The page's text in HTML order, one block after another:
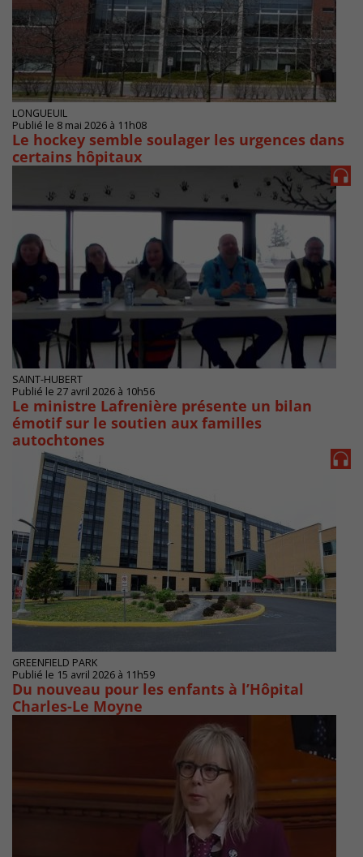
LONGUEUIL
Publié le 8 mai 2026 à 11h08
Le hockey semble soulager les urgences dans
certains hôpitaux
SAINT-HUBERT
Publié le 27 avril 2026 à 10h56
Le ministre Lafrenière présente un bilan
émotif sur le soutien aux familles
autochtones
GREENFIELD PARK
Publié le 15 avril 2026 à 11h59
Du nouveau pour les enfants à l’Hôpital
Charles-Le Moyne